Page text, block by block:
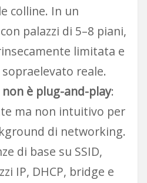
colline. In un
palazzi di 5–8 piani,
limitata e
reale.
è plug-and-play:
ma non intuitivo per
di networking.
di base su SSID,
IP, DHCP, bridge e